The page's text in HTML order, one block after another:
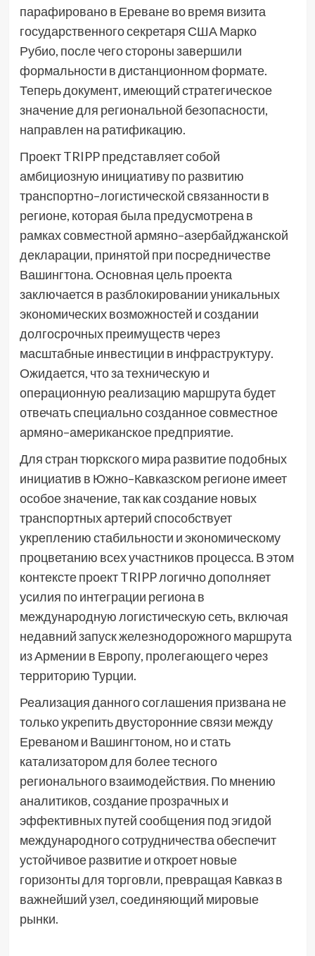
парафировано в Ереване во время визита
государственного секретаря США Марко
Рубио, после чего стороны завершили
формальности в дистанционном формате.
Теперь документ, имеющий стратегическое
значение для региональной безопасности,
направлен на ратификацию.
Проект TRIPP представляет собой
амбициозную инициативу по развитию
транспортно–логистической связанности в
регионе, которая была предусмотрена в
рамках совместной армяно–азербайджанской
декларации, принятой при посредничестве
Вашингтона. Основная цель проекта
заключается в разблокировании уникальных
экономических возможностей и создании
долгосрочных преимуществ через
масштабные инвестиции в инфраструктуру.
Ожидается, что за техническую и
операционную реализацию маршрута будет
отвечать специально созданное совместное
армяно–американское предприятие.
Для стран тюркского мира развитие подобных
инициатив в Южно–Кавказском регионе имеет
особое значение, так как создание новых
транспортных артерий способствует
укреплению стабильности и экономическому
процветанию всех участников процесса. В этом
контексте проект TRIPP логично дополняет
усилия по интеграции региона в
международную логистическую сеть, включая
недавний запуск железнодорожного маршрута
из Армении в Европу, пролегающего через
территорию Турции.
Реализация данного соглашения призвана не
только укрепить двусторонние связи между
Ереваном и Вашингтоном, но и стать
катализатором для более тесного
регионального взаимодействия. По мнению
аналитиков, создание прозрачных и
эффективных путей сообщения под эгидой
международного сотрудничества обеспечит
устойчивое развитие и откроет новые
горизонты для торговли, превращая Кавказ в
важнейший узел, соединяющий мировые
рынки.